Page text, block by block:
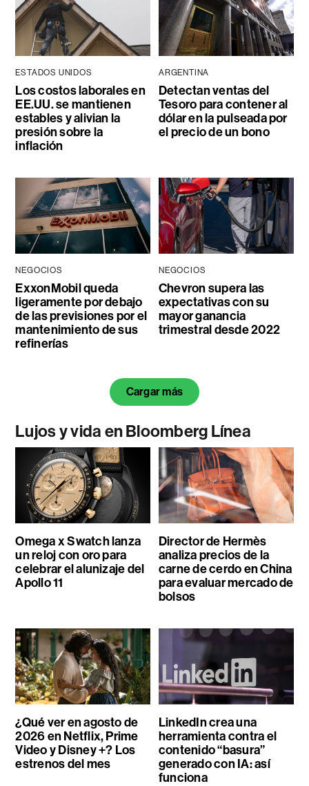
ESTADOS UNIDOS
Los costos laborales en
EE.UU. se mantienen
estables y alivian la
presión sobre la
inflación
ARGENTINA
Detectan ventas del
Tesoro para contener al
dólar en la pulseada por
el precio de un bono
NEGOCIOS
ExxonMobil queda
ligeramente por debajo
de las previsiones por el
mantenimiento de sus
refinerías
NEGOCIOS
Chevron supera las
expectativas con su
mayor ganancia
trimestral desde 2022
Cargar más
Lujos y vida en Bloomberg Línea
Omega x Swatch lanza
un reloj con oro para
celebrar el alunizaje del
Apollo 11
Director de Hermès
analiza precios de la
carne de cerdo en China
para evaluar mercado de
bolsos
¿Qué ver en agosto de
2026 en Netflix, Prime
Video y Disney +? Los
estrenos del mes
LinkedIn crea una
herramienta contra el
contenido “basura”
generado con IA: así
funciona